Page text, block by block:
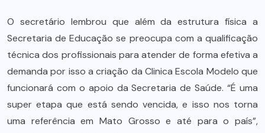
O secretário lembrou que além da estrutura física a
Secretaria de Educação se preocupa com a qualificação
técnica dos profissionais para atender de forma efetiva a
demanda por isso a criação da Clinica Escola Modelo que
funcionará com o apoio da Secretaria de Saúde. “É uma
super etapa que está sendo vencida, e isso nos torna
uma referência em Mato Grosso e até para o país”,